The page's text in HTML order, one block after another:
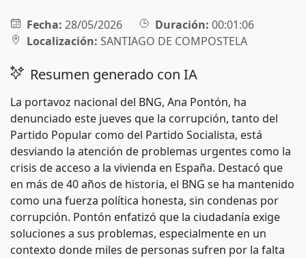
Fecha: 28/05/2026 Duración: 00:01:06
Localización: SANTIAGO DE COMPOSTELA
Resumen generado con IA
La portavoz nacional del BNG, Ana Pontón, ha
denunciado este jueves que la corrupción, tanto del
Partido Popular como del Partido Socialista, está
desviando la atención de problemas urgentes como la
crisis de acceso a la vivienda en España. Destacó que
en más de 40 años de historia, el BNG se ha mantenido
como una fuerza política honesta, sin condenas por
corrupción. Pontón enfatizó que la ciudadanía exige
soluciones a sus problemas, especialmente en un
contexto donde miles de personas sufren por la falta